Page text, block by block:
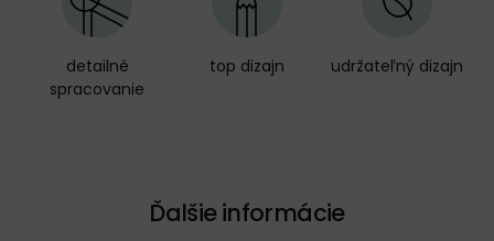
detailné
spracovanie
top dizajn udržateľný dizajn
Ďalšie informácie